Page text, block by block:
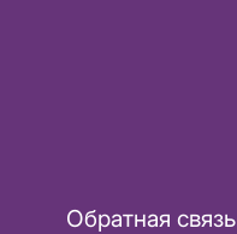
Обратная связь